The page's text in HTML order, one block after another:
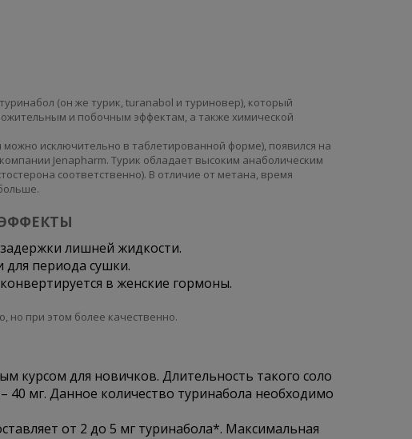
(он же турик, turanabol и туриновер), который
и побочным эффектам, а также химической
исключительно в таблетированной форме), появился на
Jenapharm. Турик обладает высоким анаболическим
соответственно). В отличие от метана, время
лишней жидкости.
для периода сушки.
в женские гормоны.
но при этом более качественно.
курсом для новичков. Длительность такого соло
40 мг. Данное количество туринабола необходимо
от 2 до 5 мг туринабола*. Максимальная